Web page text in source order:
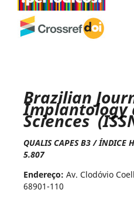
Brazilian
Implantology
Sciences
QUALIS CAPES B3 / ÍNDICE
5.807
Endereço: Av. Clodóvio
68901-110